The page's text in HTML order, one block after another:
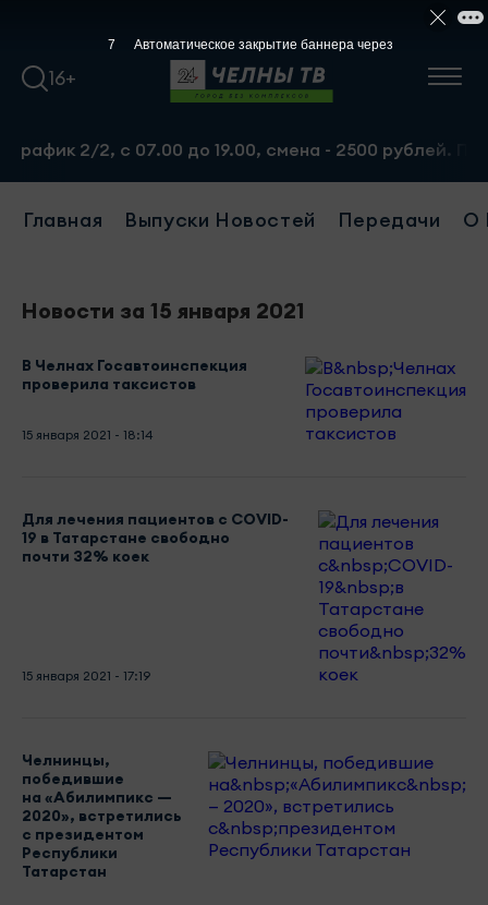
16+
2/2, с 07.00 до 19.00, смена - 2500 рублей. Пр-т
Главная Выпуски Новостей Передачи О
Новости за 15 января 2021
В Челнах Госавтоинспекция
проверила таксистов
15 января 2021 - 18:14
Для лечения пациентов с COVID-
19 в Татарстане свободно
почти 32% коек
15 января 2021 - 17:19
Челнинцы,
победившие
на «Абилимпикс —
2020», встретились
с президентом
Республики
Татарстан
6 Автоматическое закрытие баннера через